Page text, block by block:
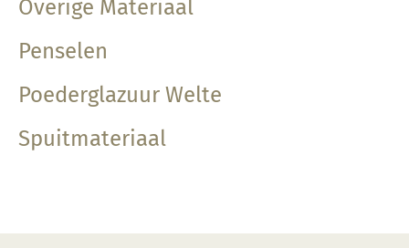
Overige Materiaal
Penselen
Poederglazuur Welte
Spuitmateriaal